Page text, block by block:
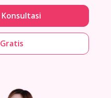
Konsultasi